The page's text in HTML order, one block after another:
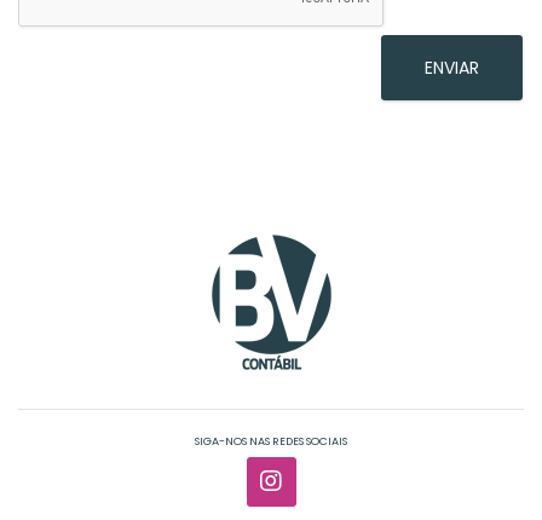
SIGA-NOS NAS REDES SOCIAIS